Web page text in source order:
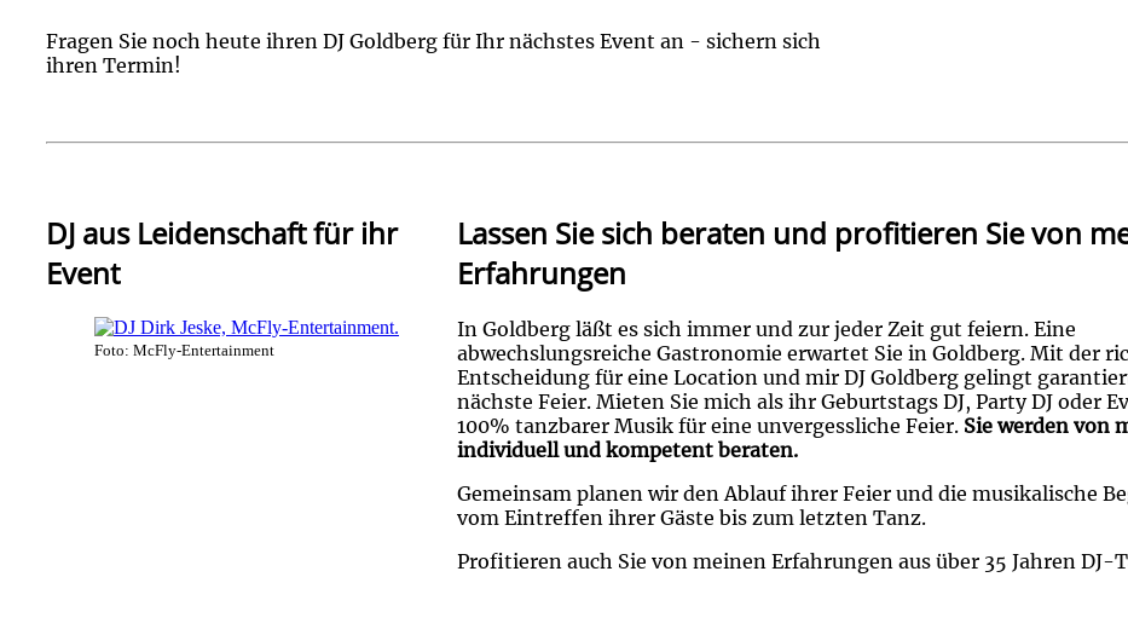
Fragen Sie noch heute ihren DJ Goldberg für Ihr nächstes Event an - sichern sich
ihren Termin!
DJ aus Leidenschaft für ihr
Event
Foto: McFly-Entertainment
Lassen Sie sich beraten und profitieren Sie von
Erfahrungen
In Goldberg läßt es sich immer und zur jeder Zeit gut feiern. Eine
abwechslungsreiche Gastronomie erwartet Sie in Goldberg. Mit der
Entscheidung für eine Location und mir DJ Goldberg gelingt
nächste Feier. Mieten Sie mich als ihr Geburtstags DJ, Party DJ oder
100% tanzbarer Musik für eine unvergessliche Feier. Sie werden von
individuell und kompetent beraten.
Gemeinsam planen wir den Ablauf ihrer Feier und die musikalische
vom Eintreffen ihrer Gäste bis zum letzten Tanz.
Profitieren auch Sie von meinen Erfahrungen aus über 35 Jahren DJ-